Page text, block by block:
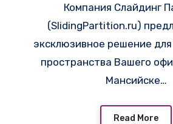
Компания Слайдинг Партишн
(SlidingPartition.ru)
эксклюзивное решение
пространства Вашего
Мансийске…
Read More